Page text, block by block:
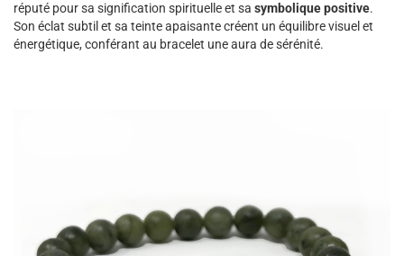
réputé pour sa signification spirituelle et sa symbolique positive.
Son éclat subtil et sa teinte apaisante créent un équilibre visuel et
énergétique, conférant au bracelet une aura de sérénité.